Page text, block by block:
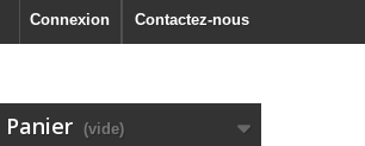
Contactez-nous
Connexion
Panier (vide)